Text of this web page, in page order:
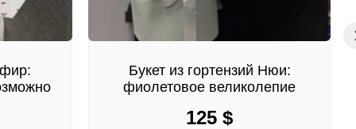
Букет из гортензий Нюи:
фиолетовое великолепие
125 $